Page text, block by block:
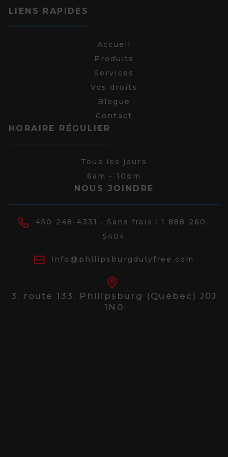
LIENS RAPIDES
Accueil
Produits
Services
Vos droits
Blogue
Contact
HORAIRE RÉGULIER
Tous les jours
6am - 10pm
NOUS JOINDRE
450 248-4331 . Sans frais : 1 888 260-
5404
info@philipsburgdutyfree.com
3, route 133, Philipsburg (Québec) J0J
1N0